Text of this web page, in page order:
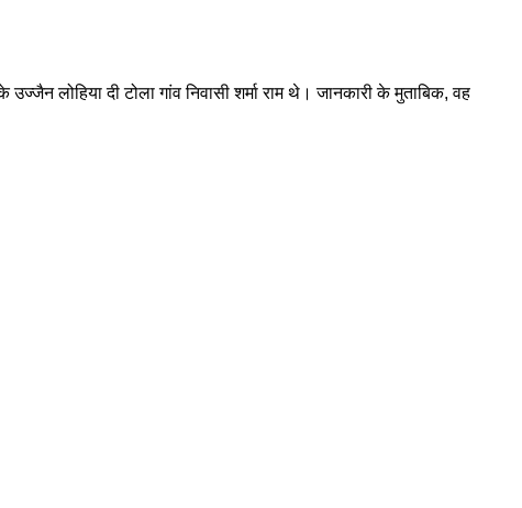
लोहिया दी टोला गांव निवासी शर्मा राम थे। जानकारी के मुताबिक, वह